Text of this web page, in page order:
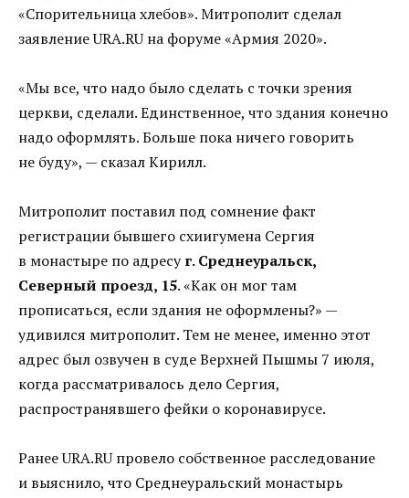
«Спорительница хлебов». Митрополит сделал
заявление URA.RU на форуме «Армия 2020».
«Мы все, что надо было сделать с точки зрения
церкви, сделали. Единственное, что здания конечно
надо оформлять. Больше пока ничего говорить
не буду», — сказал Кирилл.
Митрополит поставил под сомнение факт
регистрации бывшего схиигумена Сергия
в монастыре по адресуг. Среднеуральск,
Северный проезд, 15. «Как он мог там
прописаться, если здания не оформлены?» —
удивился митрополит. Тем не менее, именно этот
адрес был озвучен в суде Верхней Пышмы 7 июля,
когда рассматривалось дело Сергия,
распространявшего фейки о коронавирусе.
Ранее URA.RU провело собственное расследование
и выяснило, что Среднеуральский монастырь